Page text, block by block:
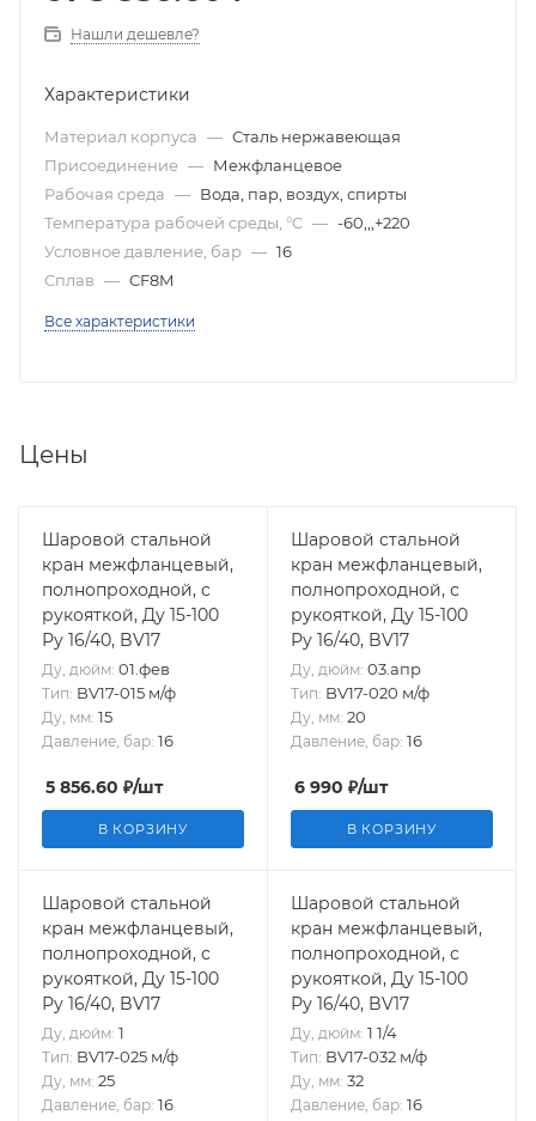
Нашли дешевле?
Характеристики
Материал корпуса — Сталь нержавеющая
Присоединение — Межфланцевое
Рабочая среда — Вода, пар, воздух, спирты
Температура рабочей среды, °C — -60,,,+220
Условное давление, бар — 16
Сплав — CF8M
Все характеристики
Цены
Шаровой стальной
кран межфланцевый,
полнопроходной, с
рукояткой, Ду 15-100
Ру 16/40, BV17
Ду, дюйм: 01.фев
Тип: BV17-015 м/ф
Ду, мм: 15
Давление, бар: 16
5 856.60 ₽/шт
В КОРЗИНУ
Шаровой стальной
кран межфланцевый,
полнопроходной, с
рукояткой, Ду 15-100
Ру 16/40, BV17
Ду, дюйм: 03.апр
Тип: BV17-020 м/ф
Ду, мм: 20
Давление, бар: 16
6 990 ₽/шт
В КОРЗИНУ
Шаровой стальной
кран межфланцевый,
полнопроходной, с
рукояткой, Ду 15-100
Ру 16/40, BV17
Ду, дюйм: 1
Тип: BV17-025 м/ф
Ду, мм: 25
Давление, бар: 16
Шаровой стальной
кран межфланцевый,
полнопроходной, с
рукояткой, Ду 15-100
Ру 16/40, BV17
Ду, дюйм: 1 1/4
Тип: BV17-032 м/ф
Ду, мм: 32
Давление, бар: 16